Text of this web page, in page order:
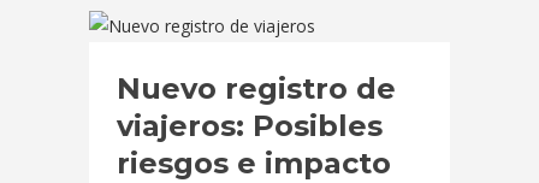
Nuevo registro de
viajeros: Posibles
riesgos e impacto